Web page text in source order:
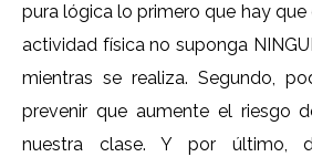
pura lógica lo primero que hay que
actividad física no suponga
mientras se realiza. Segundo,
prevenir que aumente el riesgo
nuestra clase. Y por último,